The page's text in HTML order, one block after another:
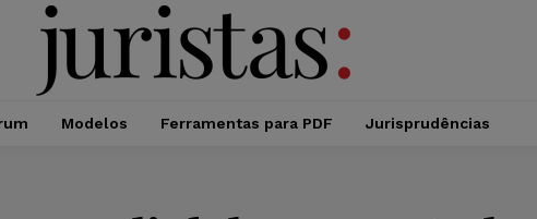
Modelos Ferramentas para PDF Jurisprudências